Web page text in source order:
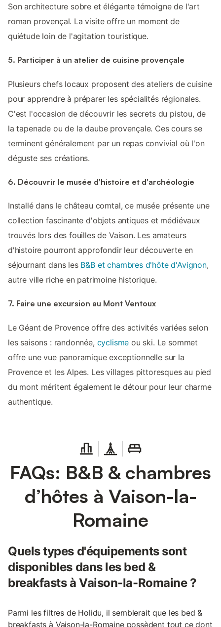
Son architecture sobre et élégante témoigne de l'art
roman provençal. La visite offre un moment de
quiétude loin de l'agitation touristique.
5. Participer à un atelier de cuisine provençale
Plusieurs chefs locaux proposent des ateliers de cuisine
pour apprendre à préparer les spécialités régionales.
C'est l'occasion de découvrir les secrets du pistou, de
la tapenade ou de la daube provençale. Ces cours se
terminent généralement par un repas convivial où l'on
déguste ses créations.
6. Découvrir le musée d'histoire et d'archéologie
Installé dans le château comtal, ce musée présente une
collection fascinante d'objets antiques et médiévaux
trouvés lors des fouilles de Vaison. Les amateurs
d'histoire pourront approfondir leur découverte en
séjournant dans les B&B et chambres d'hôte d'Avignon,
autre ville riche en patrimoine historique.
7. Faire une excursion au Mont Ventoux
Le Géant de Provence offre des activités variées selon
les saisons : randonnée, cyclisme ou ski. Le sommet
offre une vue panoramique exceptionnelle sur la
Provence et les Alpes. Les villages pittoresques au pied
du mont méritent également le détour pour leur charme
authentique.
FAQs: B&B & chambres
d’hôtes à Vaison-la-
Romaine
Quels types d'équipements sont
disponibles dans les bed &
breakfasts à Vaison-la-Romaine ?
Parmi les filtres de Holidu, il semblerait que les bed &
breakfasts à Vaison-la-Romaine possèdent tout ce dont